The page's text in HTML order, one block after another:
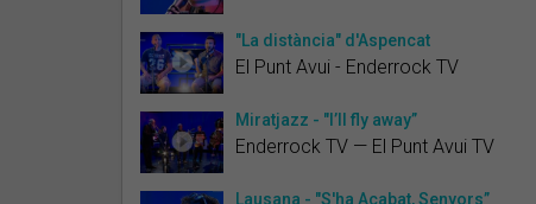
"La distància" d'Aspencat
El Punt Avui - Enderrock TV
Miratjazz - "I’ll fly away”
Enderrock TV — El Punt Avui TV
Lausana - "S'ha Acabat, Senyors”